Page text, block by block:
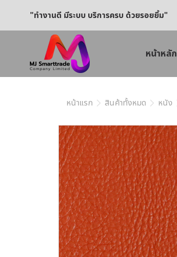
"ทำงานดี มีระบบ บริการครบ ด้วยรอยยิ้ม"
หน้าหลัก
หน้าแรก สินค้าทั้งหมด หนัง